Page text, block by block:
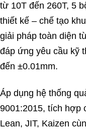
từ 10T đến 260T, 5
thiết kế – chế tạo
giải pháp toàn diện
đáp ứng yêu cầu kỹ
đến ±0.01mm.
Áp dụng hệ thống
9001:2015, tích hợp
Lean, JIT, Kaizen